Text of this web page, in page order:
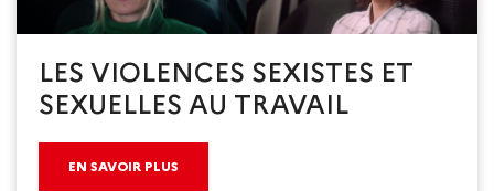
LES VIOLENCES SEXISTES ET
SEXUELLES AU TRAVAIL
EN SAVOIR PLUS